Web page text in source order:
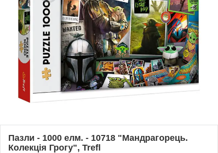
Пазли - 1000 елм. - 10718 "Мандрагорець.
Колекція Грогу", Trefl